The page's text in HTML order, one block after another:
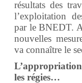
résultats des
l’exploitation
par le BNEDT.
nouvelles
va connaître le
les régies…